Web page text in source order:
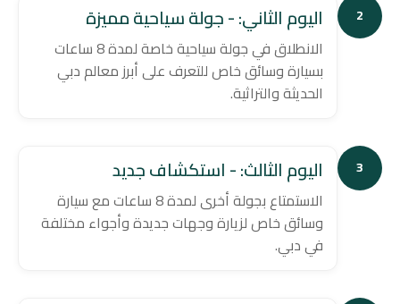
2 اليوم الثاني: - جولة سياحية مميزة
الانطلاق في جولة سياحية خاصة لمدة 8 ساعات
بسيارة وسائق خاص للتعرف على أبرز معالم دبي
الحديثة والتراثية.
3 اليوم الثالث: - استكشاف جديد
الاستمتاع بجولة أخرى لمدة 8 ساعات مع سيارة
وسائق خاص لزيارة وجهات جديدة وأجواء مختلفة
في دبي.